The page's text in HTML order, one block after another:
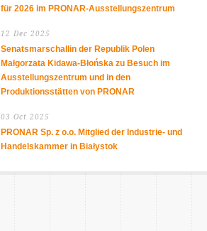
für 2026 im PRONAR-Ausstellungszentrum
12 Dec 2025
Senatsmarschallin der Republik Polen
Małgorzata Kidawa-Błońska zu Besuch im
Ausstellungszentrum und in den
Produktionsstätten von PRONAR
03 Oct 2025
PRONAR Sp. z o.o. Mitglied der Industrie- und
Handelskammer in Białystok